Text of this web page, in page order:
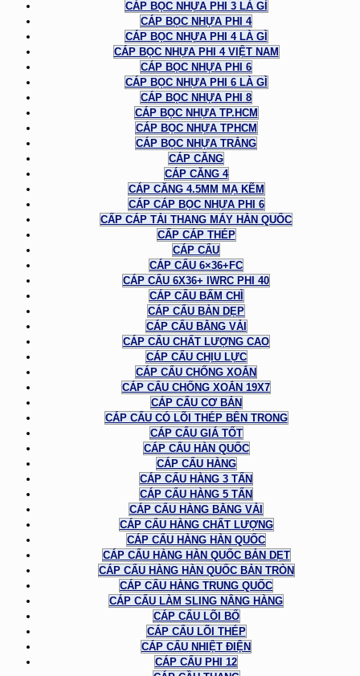
CÁP BỌC NHỰA PHI 3 LÀ GÌ
CÁP BỌC NHỰA PHI 4
CÁP BỌC NHỰA PHI 4 LÀ GÌ
CÁP BỌC NHỰA PHI 4 VIỆT NAM
CÁP BỌC NHỰA PHI 6
CÁP BỌC NHỰA PHI 6 LÀ GÌ
CÁP BỌC NHỰA PHI 8
CÁP BỌC NHỰA TP.HCM
CÁP BỌC NHỰA TPHCM
CÁP BỌC NHỰA TRẮNG
CÁP CĂNG
CÁP CĂNG 4
CÁP CĂNG 4.5MM MẠ KẼM
CÁP CÁP BỌC NHỰA PHI 6
CẤP CÁP TẢI THANG MÁY HÀN QUỐC
CẤP CÁP THÉP
CÁP CẨU
CÁP CẨU 6×36+FC
CÁP CẨU 6X36+ IWRC PHI 40
CÁP CẨU BẤM CHÌ
CÁP CẨU BẢN DẸP
CÁP CẨU BẰNG VẢI
CÁP CẨU CHẤT LƯỢNG CAO
CÁP CẨU CHỊU LỰC
CÁP CẨU CHỐNG XOẮN
CÁP CẨU CHỐNG XOẮN 19X7
CÁP CẨU CƠ BẢN
CÁP CẨU CÓ LÕI THÉP BÊN TRONG
CÁP CẨU GIÁ TỐT
CÁP CẨU HÀN QUỐC
CÁP CẨU HÀNG
CÁP CẨU HÀNG 3 TẤN
CÁP CẨU HÀNG 5 TẤN
CÁP CẨU HÀNG BẰNG VẢI
CÁP CẨU HÀNG CHẤT LƯỢNG
CÁP CẨU HÀNG HÀN QUỐC
CÁP CẨU HÀNG HÀN QUỐC BẢN DẸT
CÁP CẨU HÀNG HÀN QUỐC BẢN TRÒN
CÁP CẨU HÀNG TRUNG QUỐC
CÁP CẨU LÀM SLING NÂNG HÀNG
CÁP CẨU LÕI BỐ
CÁP CẨU LÕI THÉP
CÁP CẨU NHIỆT ĐIỆN
CÁP CẨU PHI 12